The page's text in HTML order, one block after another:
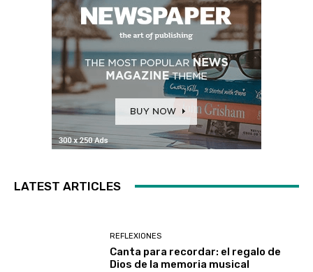
LATEST ARTICLES
REFLEXIONES
Canta para recordar: el regalo de
Dios de la memoria musical